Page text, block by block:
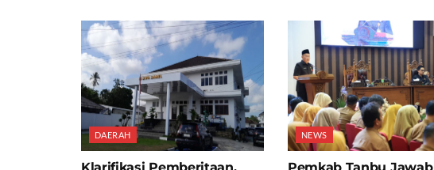
DAERAH NEWS